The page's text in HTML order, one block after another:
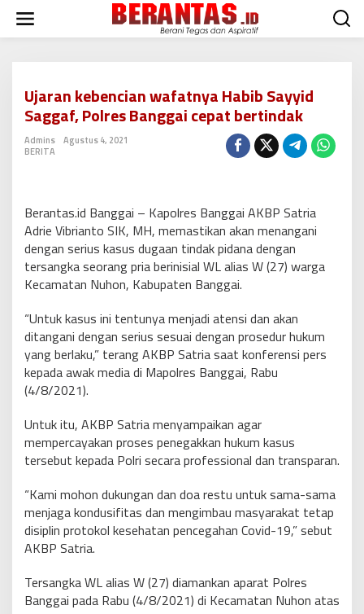
w
Ujaran kebencian wafatnya Habib Sayyid
Saggaf, Polres Banggai cepat bertindak
Admins
Agustus 4, 2021
BERITA
Berantas.id Banggai – Kapolres Banggai AKBP Satria
Adrie Vibrianto SIK, MH, memastikan akan menangani
dengan serius kasus dugaan tindak pidana dengan
tersangka seorang pria berinisial WL alias W (27) warga
Kecamatan Nuhon, Kabupaten Banggai.
“Untuk kasus ini tentunya menjadi atensi dan akan
ditangani dengan serius sesuai dengan prosedur hukum
yang berlaku,” terang AKBP Satria saat konferensi pers
kepada awak media di Mapolres Banggai, Rabu
(4/8/2021).
Untuk itu, AKBP Satria menyampaikan agar
mempercayakan proses penegakkan hukum kasus
tersebut kepada Polri secara professional dan transparan.
“Kami mohon dukungan dan doa restu untuk sama-sama
menjaga kondusifitas dan mengimbau masyarakat tetap
disiplin protokol kesehatan pencegahan Covid-19,” sebut
AKBP Satria.
Tersangka WL alias W (27) diamankan aparat Polres
Banggai pada Rabu (4/8/2021) di Kecamatan Nuhon atas